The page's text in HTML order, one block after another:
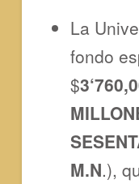
La
fondo
$
M.N.),